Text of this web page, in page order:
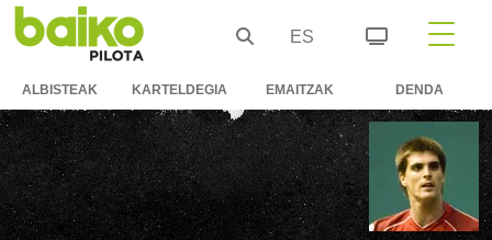
ES
ALBISTEAK KARTELDEGIA EMAITZAK DENDA